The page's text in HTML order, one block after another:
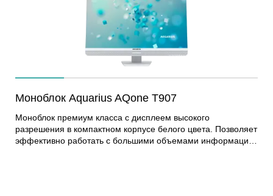
Моноблок Aquarius AQone T907
Моноблок премиум класса с дисплеем высокого
разрешения в компактном корпусе белого цвета. Позволяет
эффективно работать с большими объемами информации